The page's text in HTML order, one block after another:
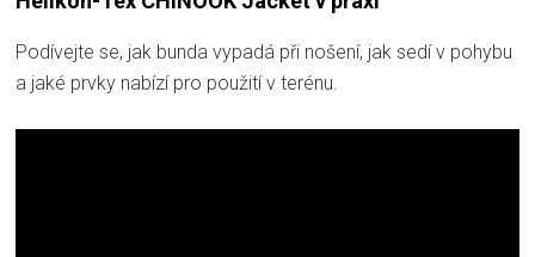
Podívejte se, jak bunda vypadá při nošení, jak sedí v pohybu
a jaké prvky nabízí pro použití v terénu.